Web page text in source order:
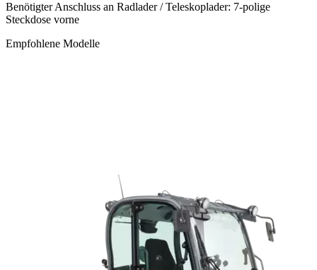
Benötigter Anschluss an Radlader / Teleskoplader: 7-polige
Steckdose vorne
Empfohlene Modelle